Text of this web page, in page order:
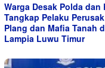
Warga Desak Polda dan
Tangkap Pelaku Perusak
Plang dan Mafia Tanah
Lampia Luwu Timur